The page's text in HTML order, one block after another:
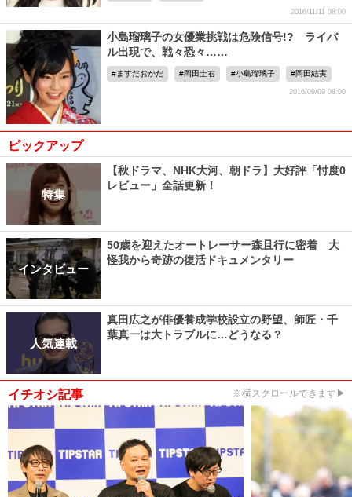
2016/11/11 08:00
小島瑠璃子の女優業挑戦は危険信号!? ライバ
ル出現で、戦々恐々……
ますだおかだ 岡田圭右 小島瑠璃子 岡田結実
2016/09/09 08:00
ピックアップ
特集
【秋ドラマ、NHK大河、朝ドラ】大好評「忖度0
レビュー」全話更新！
インタビュー
50歳を迎えたオートレーサー森且行に密着 大
怪我から奇跡の復活ドキュメンタリー
人気連載
真田広之が俳優養成学校設立の野望、師匠・千
葉真一は大トラブルに…どうなる？
イチオシ記事 ※横スクロールできます▶